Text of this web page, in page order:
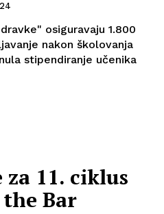
osiguravaju 1.800
nakon školovanja
stipendiranje učenika
11. ciklus
Bar